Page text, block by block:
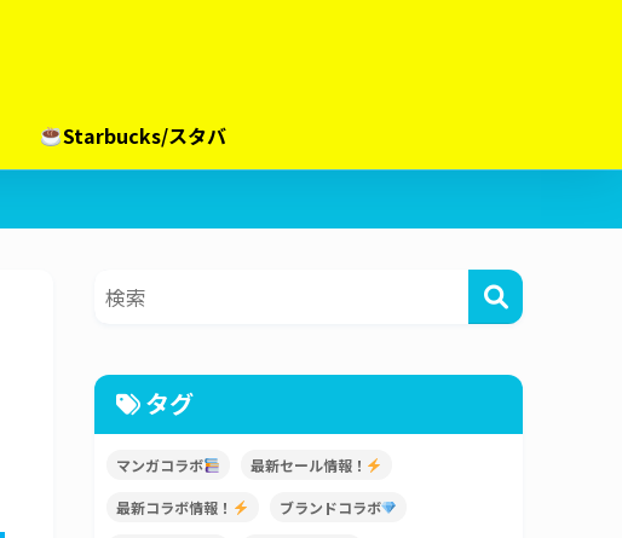
Starbucks/スタバ
タグ
マンガコラボ 最新セール情報！
最新コラボ情報！ ブランドコラボ